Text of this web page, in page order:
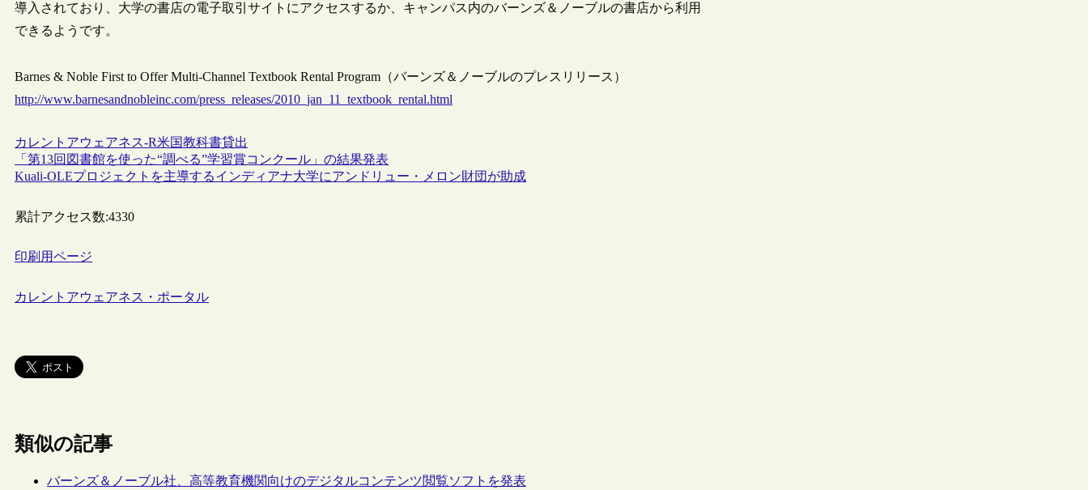
導入されており、大学の書店の電子取引サイトにアクセスするか、キャンパス内のバーンズ＆ノーブルの書店から利用
できるようです。
Barnes & Noble First to Offer Multi-Channel Textbook Rental Program（バーンズ＆ノーブルのプレスリリース）
http://www.barnesandnobleinc.com/press_releases/2010_jan_11_textbook_rental.html
カレントアウェアネス-R米国教科書貸出
「第13回図書館を使った“調べる”学習賞コンクール」の結果発表
Kuali-OLEプロジェクトを主導するインディアナ大学にアンドリュー・メロン財団が助成
累計アクセス数:4330
印刷用ページ
カレントアウェアネス・ポータル
類似の記事
バーンズ＆ノーブル社、高等教育機関向けのデジタルコンテンツ閲覧ソフトを発表